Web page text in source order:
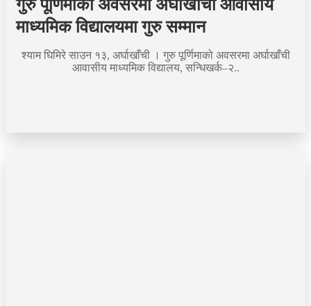
गुरु पूर्णिमाका अवसरमा अर्घाखाँची आवासीय
माध्यमिक विद्यालयमा गुरु सम्मान
श्याम घिमिरे साउन १३, अर्घाखाँची । गुरु पूर्णिमाको अवसरमा अर्घाखाँची
आवासीय माध्यमिक विद्यालय, सन्धिखर्क–२..